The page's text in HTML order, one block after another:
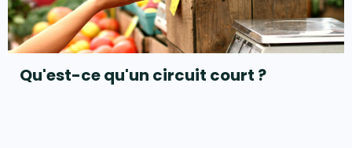
Qu'est-ce qu'un circuit court ?